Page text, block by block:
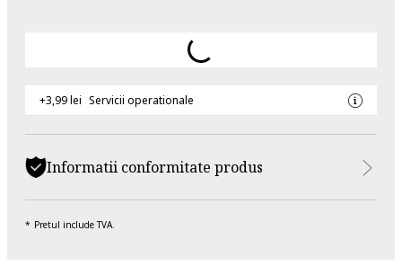
+3,99 lei Servicii operationale
Informatii conformitate produs
Pretul include TVA.